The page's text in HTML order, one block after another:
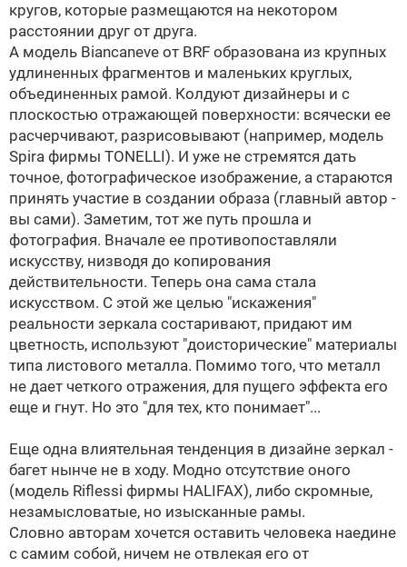
кругов, которые размещаются на некотором
расстоянии друг от друга.
А модель Biancaneve от BRF образована из крупных
удлиненных фрагментов и маленьких круглых,
объединенных рамой. Колдуют дизайнеры и с
плоскостью отражающей поверхности: всячески ее
расчерчивают, разрисовывают (например, модель
Spira фирмы TONELLI). И уже не стремятся дать
точное, фотографическое изображение, а стараются
принять участие в создании образа (главный автор -
вы сами). Заметим, тот же путь прошла и
фотография. Вначале ее противопоставляли
искусству, низводя до копирования
действительности. Теперь она сама стала
искусством. С этой же целью "искажения"
реальности зеркала состаривают, придают им
цветность, используют "доисторические" материалы
типа листового металла. Помимо того, что металл
не дает четкого отражения, для пущего эффекта его
еще и гнут. Но это "для тех, кто понимает"...
Еще одна влиятельная тенденция в дизайне зеркал -
багет нынче не в ходу. Модно отсутствие оного
(модель Riflessi фирмы HALIFAX), либо скромные,
незамысловатые, но изысканные рамы.
Словно авторам хочется оставить человека наедине
с самим собой, ничем не отвлекая его от